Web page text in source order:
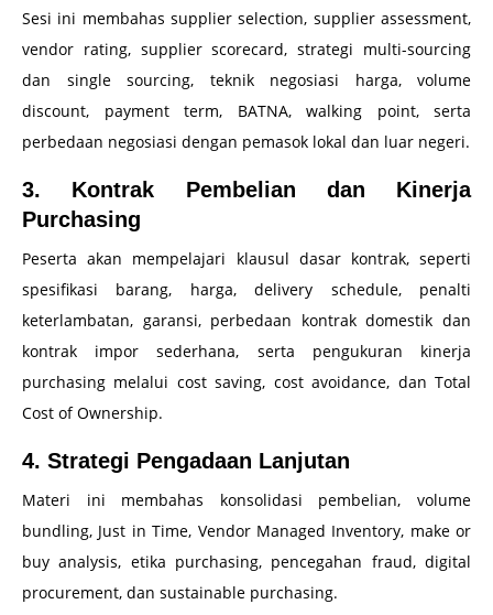
Sesi ini membahas supplier selection, supplier assessment,
vendor rating, supplier scorecard, strategi multi-sourcing
dan single sourcing, teknik negosiasi harga, volume
discount, payment term, BATNA, walking point, serta
perbedaan negosiasi dengan pemasok lokal dan luar negeri.
3. Kontrak Pembelian dan Kinerja
Purchasing
Peserta akan mempelajari klausul dasar kontrak, seperti
spesifikasi barang, harga, delivery schedule, penalti
keterlambatan, garansi, perbedaan kontrak domestik dan
kontrak impor sederhana, serta pengukuran kinerja
purchasing melalui cost saving, cost avoidance, dan Total
Cost of Ownership.
4. Strategi Pengadaan Lanjutan
Materi ini membahas konsolidasi pembelian, volume
bundling, Just in Time, Vendor Managed Inventory, make or
buy analysis, etika purchasing, pencegahan fraud, digital
procurement, dan sustainable purchasing.